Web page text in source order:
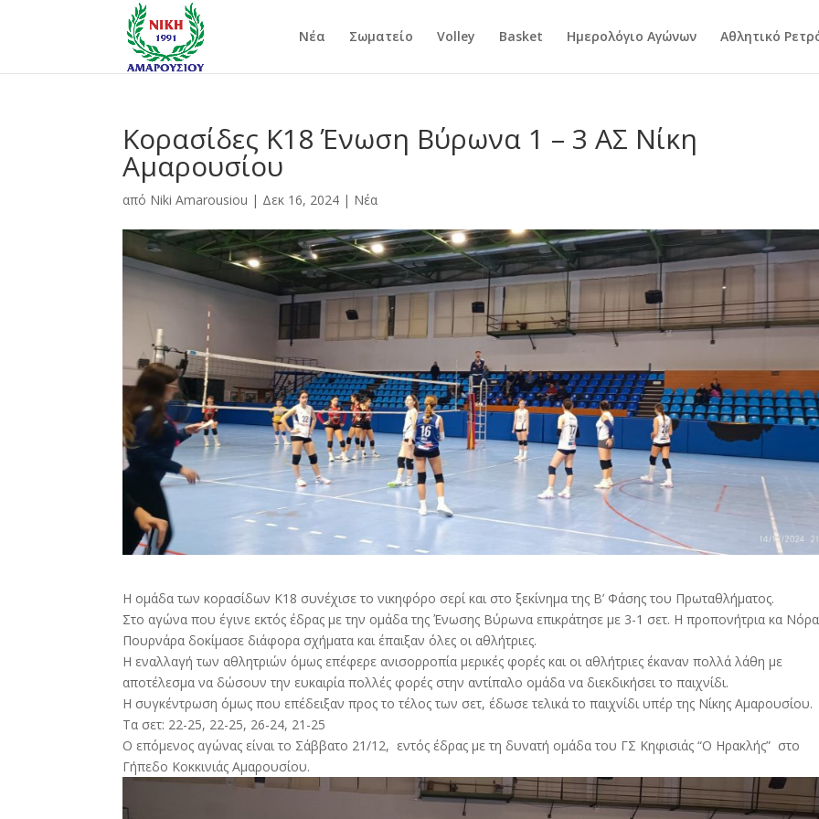
Νέα Σωματείο Volley Basket Ημερολόγιο Αγώνων Αθλητικό
Κορασίδες Κ18 Ένωση Βύρωνα 1 – 3 ΑΣ Νίκη
Αμαρουσίου
από Niki Amarousiou | Δεκ 16, 2024 | Νέα
Η ομάδα των κορασίδων Κ18 συνέχισε το νικηφόρο σερί και στο ξεκίνημα της Β’ Φάσης του Πρωταθλήματος.
Στο αγώνα που έγινε εκτός έδρας με την ομάδα της Ένωσης Βύρωνα επικράτησε με 3-1 σετ. Η προπονήτρια κα Νόρα
Πουρνάρα δοκίμασε διάφορα σχήματα και έπαιξαν όλες οι αθλήτριες.
Η εναλλαγή των αθλητριών όμως επέφερε ανισορροπία μερικές φορές και οι αθλήτριες έκαναν πολλά λάθη με
αποτέλεσμα να δώσουν την ευκαιρία πολλές φορές στην αντίπαλο ομάδα να διεκδικήσει το παιχνίδι.
Η συγκέντρωση όμως που επέδειξαν προς το τέλος των σετ, έδωσε τελικά το παιχνίδι υπέρ της Νίκης Αμαρουσίου.
Τα σετ: 22-25, 22-25, 26-24, 21-25
Ο επόμενος αγώνας είναι το Σάββατο 21/12, εντός έδρας με τη δυνατή ομάδα του ΓΣ Κηφισιάς “Ο Ηρακλής” στο
Γήπεδο Κοκκινιάς Αμαρουσίου.